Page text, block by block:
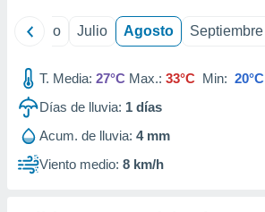
Junio Julio Agosto Septiembre
T. Media: 27°C Max.: 33°C Min: 20°C
Días de lluvia: 1 días
Acum. de lluvia: 4 mm
Viento medio: 8 km/h